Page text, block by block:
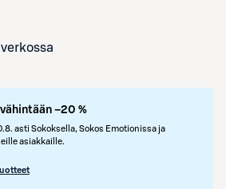
–20 %
asti Sokoksella, Sokos Emotionissa ja
asiakkaille.